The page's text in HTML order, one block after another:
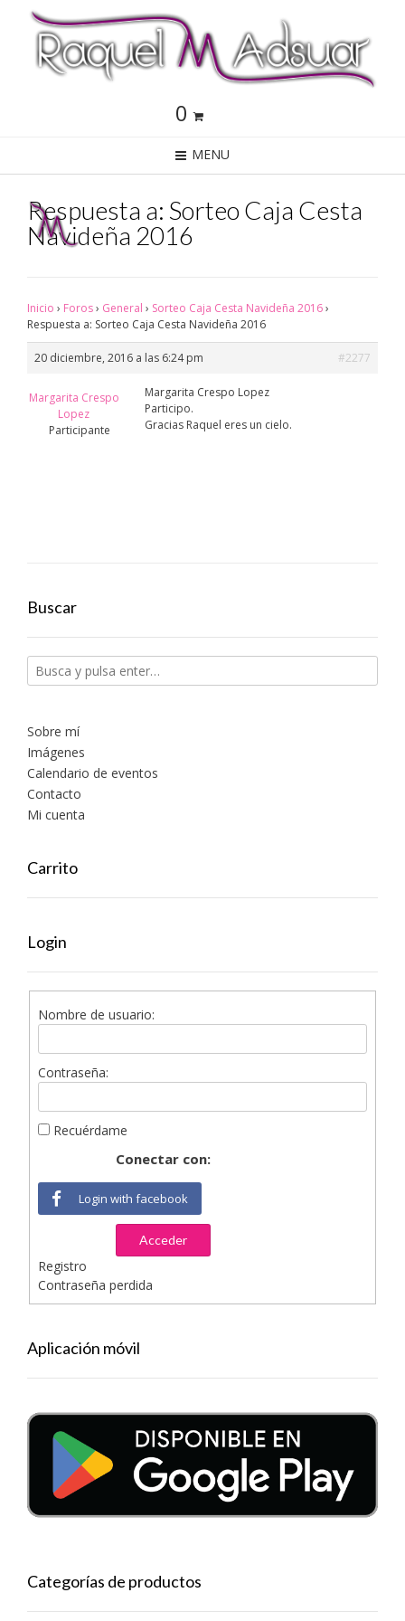
0
MENU
Respuesta a: Sorteo Caja Cesta
Navideña 2016
Inicio › Foros› General › Sorteo Caja Cesta Navideña 2016›
Respuesta a: Sorteo Caja Cesta Navideña 2016
20 diciembre, 2016 a las 6:24 pm #2277
Margarita Crespo
Lopez
Participante
Margarita Crespo Lopez
Participo.
Gracias Raquel eres un cielo.
Buscar
Sobre mí
Imágenes
Calendario de eventos
Contacto
Mi cuenta
Carrito
Login
Nombre de usuario:
Contraseña:
Recuérdame
Conectar con:
Login with facebook
Acceder
Registro
Contraseña perdida
Aplicación móvil
Categorías de productos